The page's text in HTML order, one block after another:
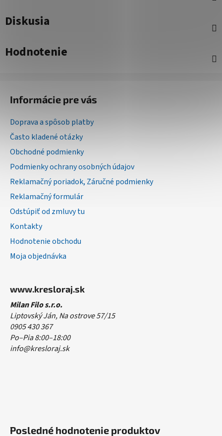
Diskusia
Hodnotenie
Informácie pre vás
Doprava a spôsob platby
Často kladené otázky
Obchodné podmienky
Podmienky ochrany osobných údajov
Reklamačný poriadok, Záručné podmienky
Reklamačný formulár
Odstúpiť od zmluvy tu
Kontakty
Hodnotenie obchodu
Moja objednávka
www.kresloraj.sk
Milan Filo s.r.o.
Liptovský Ján, Na ostrove 57/15
0905 430 367
Po–Pia 8:00–18:00
info@kresloraj.sk
Posledné hodnotenie produktov